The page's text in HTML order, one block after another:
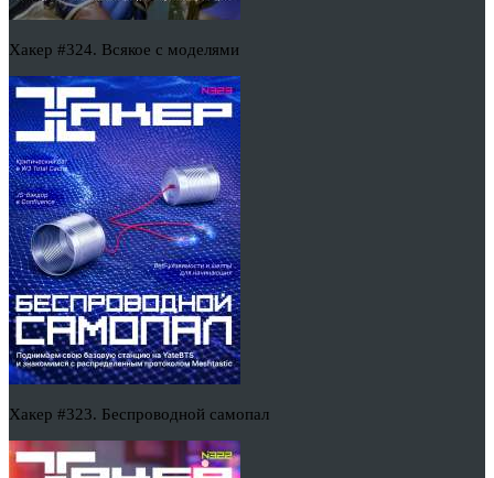
Хакер #324. Всякое с моделями
Хакер #323. Беспроводной самопал